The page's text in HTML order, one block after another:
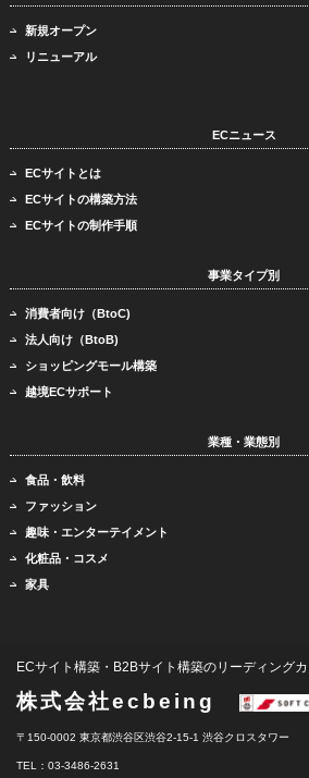
新規オープン
リニューアル
ECニュース
ECサイトとは
ECサイトの構築方法
ECサイトの制作手順
事業タイプ別
消費者向け（BtoC)
法人向け（BtoB)
ショッピングモール構築
越境ECサポート
業種・業態別
食品・飲料
ファッション
趣味・エンターテイメント
化粧品・コスメ
家具
ECサイト構築・B2Bサイト構築のリーディング
株式会社ecbeing
〒150-0002 東京都渋谷区渋谷2-15-1 渋谷クロスタワー
TEL：03-3486-2631